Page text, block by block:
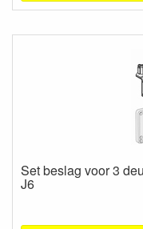
Set beslag voor 3
J6